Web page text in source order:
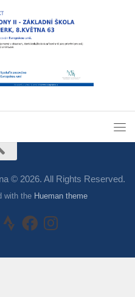
© 2026. All Rights Reserved.
with the Hueman theme